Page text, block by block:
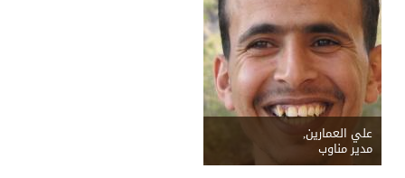
علي العمارين,
مدير مناوب